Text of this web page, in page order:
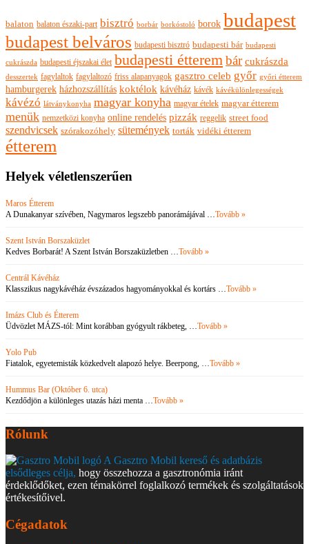
balaton balaton északi-part bisztró borbár borkóstoló borok budapest
budapest belváros budapesti bisztró budapesti bár budapesti
cukrászda budapesti éjszakai élet budapesti étterembár cukrászda
desszertek fagylaltok fagylaltozó friss alapanyagok gasztro celeb győr győri étterem
hamburgerek házhozszállítás koktélok kávéház kávék kávékülönlegességek
kávézó látványkonyha magyar konyha magyar ételek magyar étterem
menük nemzetközi konyha online rendelés pizzák reggelik street food
szendvicsek szórakozóhely sütemények torták vidéki étterem
étterem
Helyek véletlenszerűen
Maros Étterem
A Dunakanyar szívében, Nagymaros legszebb panorámájával …Tovább »
Szent István Borszaküzlet
Kedves Borbarát! A Szent István Borszaküzletben …Tovább »
Centrál Kávéház
Klasszikus nagykávéház évszázados hagyományokkal és kortárs …Tovább »
Imázs Club és Étterem
Üdvözlet MÁZS-tól: Mint korábban gyógyult rákbeteg, …Tovább »
Yolo Pub
Fiatalok, egyetemisták közkedvelt alapozó helye. Beerpong, …Tovább »
Hummus Bar (Október 6. utca)
Kezdődjön a különleges utazás házi menta …Tovább »
Rólunk
A Gasztro Mobil kereső és adatbázis
elsődleges célja, hogy összehozza a gasztronómia iránt
érdeklődőket, ezen témakörrel foglalkozó termékek és szolgáltatások
értékesítőivel.
Cégadatok